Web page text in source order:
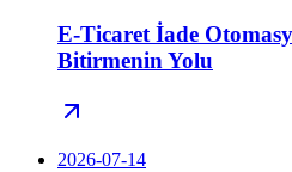
E-Ticaret İade
Bitirmenin Yolu
2026-07-14